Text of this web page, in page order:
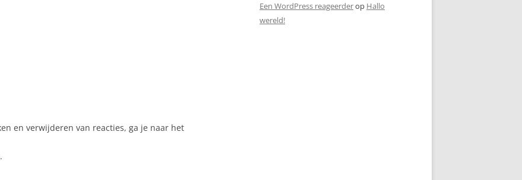
en verwijderen van reacties, ga je naar het
.
Een WordPress reageerderop Hallo
wereld!